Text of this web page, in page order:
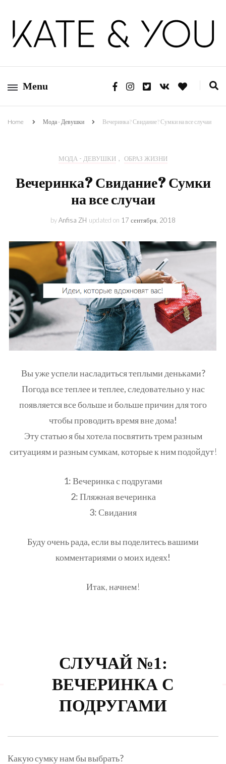
Kate&You
Menu
Home Мода - Девушки Вечеринка? Свидание? Сумки на все случаи
МОДА - ДЕВУШКИ , ОБРАЗ ЖИЗНИ
Вечеринка? Свидание? Сумки
на все случаи
byAnfisa ZH updated on 17 сентября, 2018
Вы уже успели насладиться теплыми деньками?
Погода все теплее и теплее, следовательно у нас
появляется все больше и больше причин для того
чтобы проводить время вне дома!
Эту статью я бы хотела посвятить трем разным
ситуациям и разным сумкам, которые к ним подойдут!
1: Вечеринка с подругами
2: Пляжная вечеринка
3: Свидания
Буду очень рада, если вы поделитесь вашими
комментариями о моих идеях!
Итак, начнем!
СЛУЧАЙ №1:
ВЕЧЕРИНКА С
ПОДРУГАМИ
Какую сумку нам бы выбрать?